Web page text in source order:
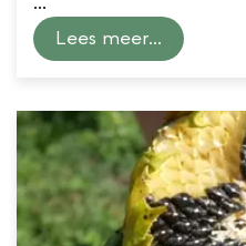
door te helpen.
Lees meer...